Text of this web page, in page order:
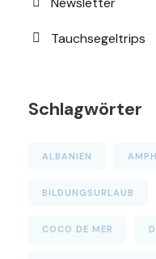
Tauchsegeltrips
Schlagwörter
ALBANIEN
BILDUNGSURLAUB
COCO DE MER